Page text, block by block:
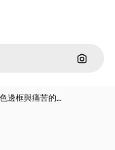
通過圖
邊框與痛苦的…